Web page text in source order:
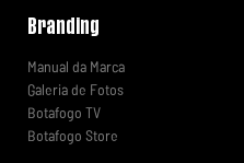
Branding
Manual da Marca
Galeria de Fotos
Botafogo TV
Botafogo Store